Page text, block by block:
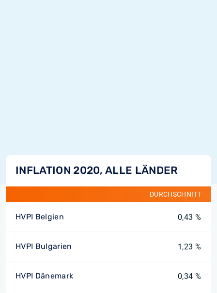
INFLATION 2020, ALLE LÄNDER
DURCHSCHNITT
HVPI Belgien 0,43 %
HVPI Bulgarien 1,23 %
HVPI Dänemark 0,34 %